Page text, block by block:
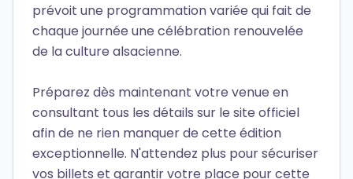
prévoit une programmation variée qui fait de
chaque journée une célébration renouvelée
de la culture alsacienne.
Préparez dès maintenant votre venue en
consultant tous les détails sur le site officiel
afin de ne rien manquer de cette édition
exceptionnelle. N'attendez plus pour sécuriser
vos billets et garantir votre place pour cette